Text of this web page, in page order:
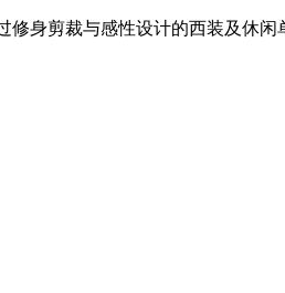
身剪裁与感性设计的西装及休闲